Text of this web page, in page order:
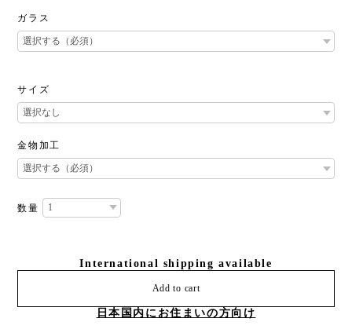
ガラス
サイズ
金物加工
数量
International shipping available
Add to cart
日本国内にお住まいの方向け